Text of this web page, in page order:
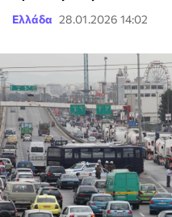
Ελλάδα 28.01.2026 14:02